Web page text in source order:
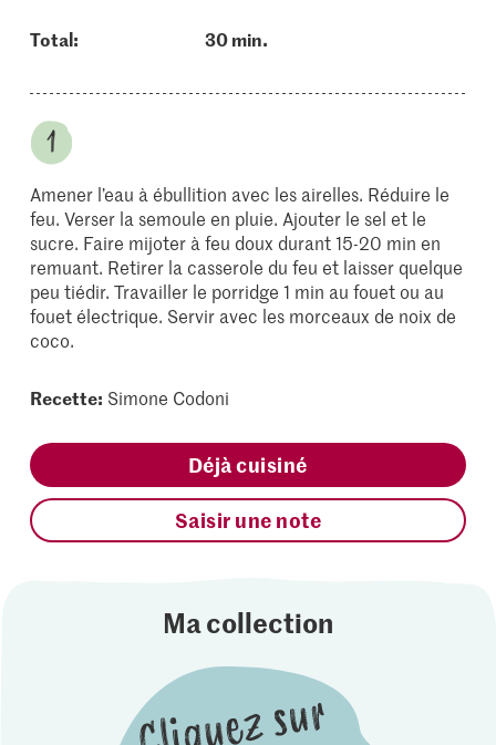
Total: 30 min.
Amener l’eau à ébullition avec les airelles. Réduire le
feu. Verser la semoule en pluie. Ajouter le sel et le
sucre. Faire mijoter à feu doux durant 15-20 min en
remuant. Retirer la casserole du feu et laisser quelque
peu tiédir. Travailler le porridge 1 min au fouet ou au
fouet électrique. Servir avec les morceaux de noix de
coco.
Recette: Simone Codoni
Déjà cuisiné
Saisir une note
Ma collection